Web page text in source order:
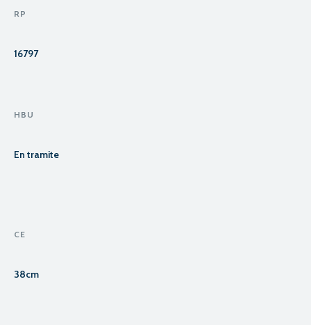
RP
16797
HBU
En tramite
CE
38cm